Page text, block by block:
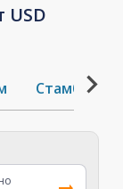
USD
Стамбул